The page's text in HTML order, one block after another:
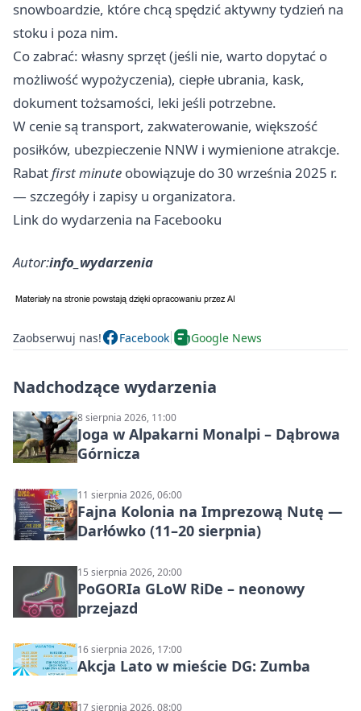
snowboardzie, które chcą spędzić aktywny tydzień na
stoku i poza nim.
Co zabrać: własny sprzęt (jeśli nie, warto dopytać o
możliwość wypożyczenia), ciepłe ubrania, kask,
dokument tożsamości, leki jeśli potrzebne.
W cenie są transport, zakwaterowanie, większość
posiłków, ubezpieczenie NNW i wymienione atrakcje.
Rabatfirst minute obowiązuje do 30 września 2025 r.
— szczegóły i zapisy u organizatora.
Link do wydarzenia na Facebooku
Autor:info_wydarzenia
Zaobserwuj nas! Facebook Google News
Nadchodzące wydarzenia
8 sierpnia 2026, 11:00
Joga w Alpakarni Monalpi – Dąbrowa
Górnicza
11 sierpnia 2026, 06:00
Fajna Kolonia na Imprezową Nutę —
Darłówko (11–20 sierpnia)
15 sierpnia 2026, 20:00
PoGORIa GLoW RiDe – neonowy
przejazd
16 sierpnia 2026, 17:00
Akcja Lato w mieście DG: Zumba
17 sierpnia 2026, 08:00